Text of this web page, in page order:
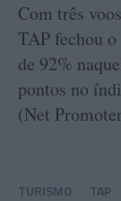
Com três
TAP fechou
de 92%
pontos no
(Net
TURISMO TAP